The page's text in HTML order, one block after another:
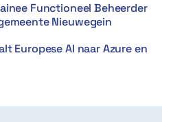
Functioneel Beheerder
Nieuwegein
Europese AI naar Azure en